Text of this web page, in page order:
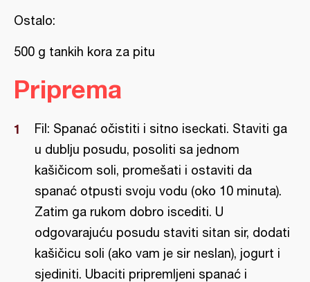
Ostalo:
500 g tankih kora za pitu
Priprema
Fil: Spanać očistiti i sitno iseckati. Staviti ga
u dublju posudu, posoliti sa jednom
kašičicom soli, promešati i ostaviti da
spanać otpusti svoju vodu (oko 10 minuta).
Zatim ga rukom dobro iscediti. U
odgovarajuću posudu staviti sitan sir, dodati
kašičicu soli (ako vam je sir neslan), jogurt i
sjediniti. Ubaciti pripremljeni spanać i